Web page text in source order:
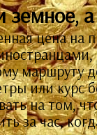
земное,
цена на
маршруту
или курс
на том,
за час,